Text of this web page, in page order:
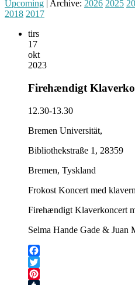
Upcoming | Archive: 2026 2025
2018 2017
tirs
17
okt
2023
Firehændigt
12.30-13.30
Bremen Universität,
Bibliothekstraße 1, 28359
Bremen, Tyskland
Frokost Koncert med
Firehændigt Klaverkoncert
Selma Hande Gade & Juan
Facebook
Twitter